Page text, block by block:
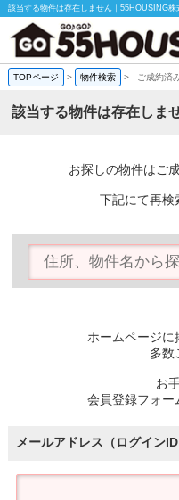
該当する物件は存在しません｜55HOUSING株
TOPページ > 物件検索 >- ご成約済
該当する物件は存在しま
お探しの物件はご
下記にて再検
ホームページに
多数
お
会員登録フォー
メールアドレス（ログインID